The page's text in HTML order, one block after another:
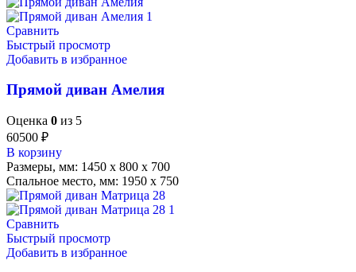
Сравнить
Быстрый просмотр
Добавить в избранное
Прямой диван Амелия
Оценка 0 из 5
60500 ₽
В корзину
Размеры, мм: 1450 х 800 х 700
Спальное место, мм: 1950 х 750
Сравнить
Быстрый просмотр
Добавить в избранное